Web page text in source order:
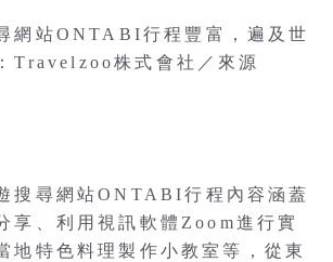
網站ONTABI行程豐富，遍及世
Travelzoo株式會社／來源
搜尋網站ONTABI行程內容涵蓋
享、利用視訊軟體Zoom進行實
地特色料理製作小教室等，從東